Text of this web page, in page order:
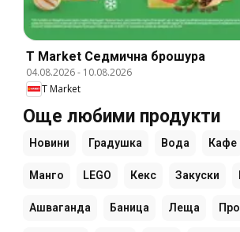
T Market Cедмична брошура
04.08.2026- 10.08.2026
T Market
Още любими продукти
Новини Градушка Вода Кафе
Манго LEGO Кекс Закуски
Ашваганда Баница Леща